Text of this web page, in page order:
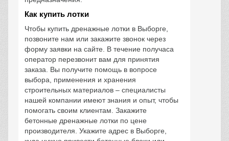
Как купить лотки
Чтобы купить дренажные лотки в Выборге,
позвоните нам или закажите звонок через
форму заявки на сайте. В течение получаса
оператор перезвонит вам для принятия
заказа. Вы получите помощь в вопросе
выбора, применения и хранения
строительных материалов – специалисты
нашей компании имеют знания и опыт, чтобы
помогать своим клиентам. Закажите
бетонные дренажные лотки по цене
производителя. Укажите адрес в Выборге,